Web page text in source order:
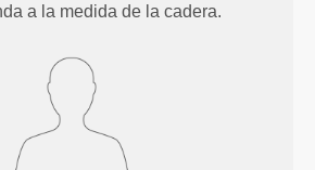
a la medida de la cadera.